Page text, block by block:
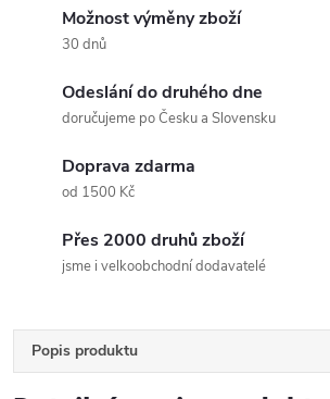
Možnost výměny zboží
30 dnů
Odeslání do druhého dne
doručujeme po Česku a Slovensku
Doprava zdarma
od 1500 Kč
Přes 2000 druhů zboží
jsme i velkoobchodní dodavatelé
Popis produktu